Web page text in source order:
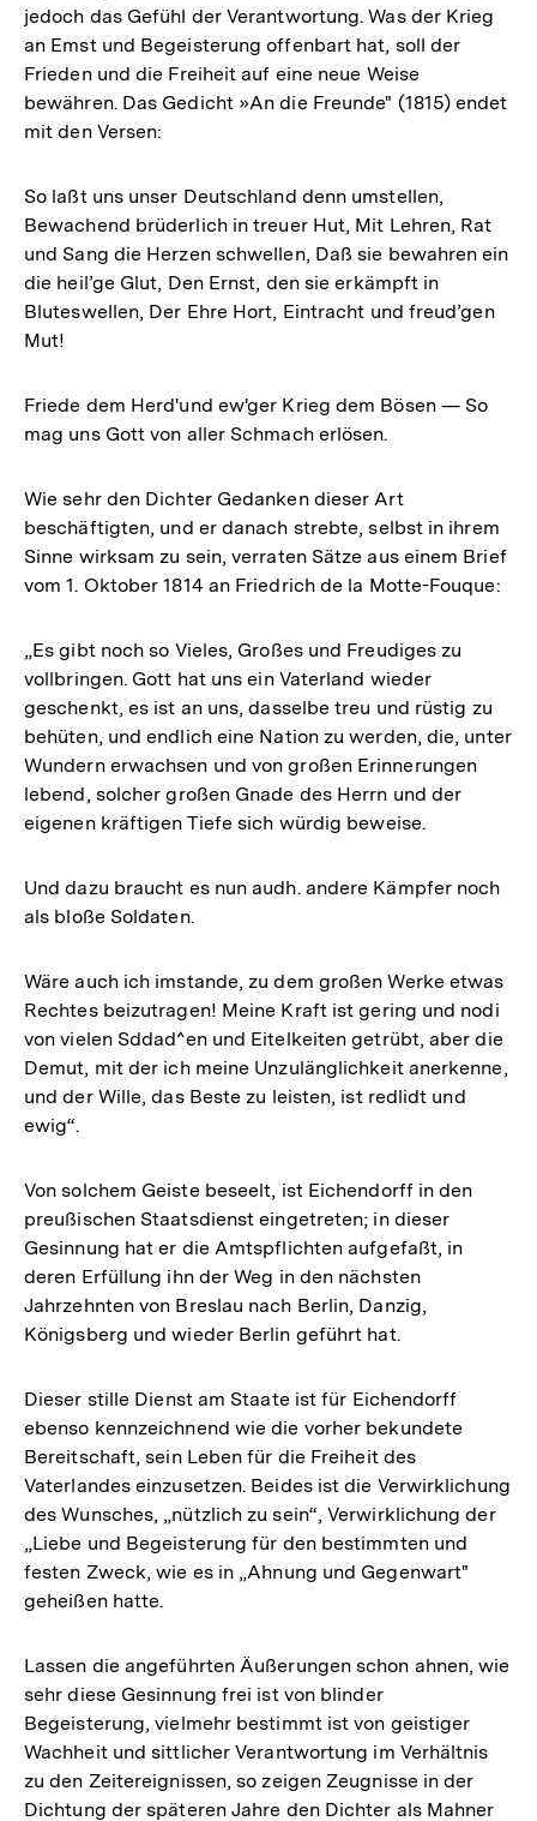
jedoch das Gefühl der Verantwortung. Was der Krieg
an Emst und Begeisterung offenbart hat, soll der
Frieden und die Freiheit auf eine neue Weise
bewähren. Das Gedicht »An die Freunde" (1815) endet
mit den Versen:
So laßt uns unser Deutschland denn umstellen,
Bewachend brüderlich in treuer Hut, Mit Lehren, Rat
und Sang die Herzen schwellen, Daß sie bewahren ein
die heil’ge Glut, Den Ernst, den sie erkämpft in
Bluteswellen, Der Ehre Hort, Eintracht und freud’gen
Mut!
Friede dem Herd'und ew'ger Krieg dem Bösen — So
mag uns Gott von aller Schmach erlösen.
Wie sehr den Dichter Gedanken dieser Art
beschäftigten, und er danach strebte, selbst in ihrem
Sinne wirksam zu sein, verraten Sätze aus einem Brief
vom 1. Oktober 1814 an Friedrich de la Motte-Fouque:
„Es gibt noch so Vieles, Großes und Freudiges zu
vollbringen. Gott hat uns ein Vaterland wieder
geschenkt, es ist an uns, dasselbe treu und rüstig zu
behüten, und endlich eine Nation zu werden, die, unter
Wundern erwachsen und von großen Erinnerungen
lebend, solcher großen Gnade des Herrn und der
eigenen kräftigen Tiefe sich würdig beweise.
Und dazu braucht es nun audh. andere Kämpfer noch
als bloße Soldaten.
Wäre auch ich imstande, zu dem großen Werke etwas
Rechtes beizutragen! Meine Kraft ist gering und nodi
von vielen Sddad^en und Eitelkeiten getrübt, aber die
Demut, mit der ich meine Unzulänglichkeit anerkenne,
und der Wille, das Beste zu leisten, ist redlidt und
ewig“.
Von solchem Geiste beseelt, ist Eichendorff in den
preußischen Staatsdienst eingetreten; in dieser
Gesinnung hat er die Amtspflichten aufgefaßt, in
deren Erfüllung ihn der Weg in den nächsten
Jahrzehnten von Breslau nach Berlin, Danzig,
Königsberg und wieder Berlin geführt hat.
Dieser stille Dienst am Staate ist für Eichendorff
ebenso kennzeichnend wie die vorher bekundete
Bereitschaft, sein Leben für die Freiheit des
Vaterlandes einzusetzen. Beides ist die Verwirklichung
des Wunsches, „nützlich zu sein“, Verwirklichung der
„Liebe und Begeisterung für den bestimmten und
festen Zweck, wie es in „Ahnung und Gegenwart"
geheißen hatte.
Lassen die angeführten Äußerungen schon ahnen, wie
sehr diese Gesinnung frei ist von blinder
Begeisterung, vielmehr bestimmt ist von geistiger
Wachheit und sittlicher Verantwortung im Verhältnis
zu den Zeitereignissen, so zeigen Zeugnisse in der
Dichtung der späteren Jahre den Dichter als Mahner